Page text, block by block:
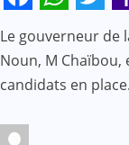
Le gouverneur de
Noun, M
candidats en